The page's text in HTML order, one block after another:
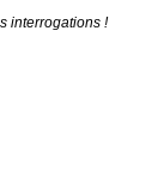
interrogations !